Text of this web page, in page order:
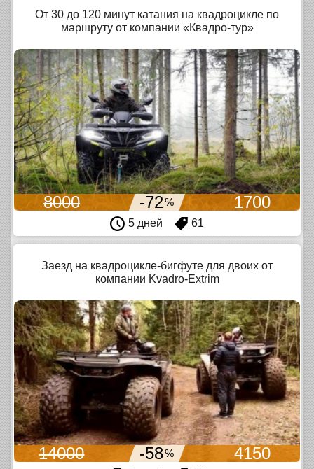
От 30 до 120 минут катания на квадроцикле по
маршруту от компании «Квадро-тур»
8000 -72% 1700
5 дней 61
Заезд на квадроцикле-бигфуте для двоих от
компании Kvadro-Extrim
14000 -58% 4150